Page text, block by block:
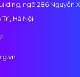
ngõ 286 Nguyễn
Trì, Hà Nội